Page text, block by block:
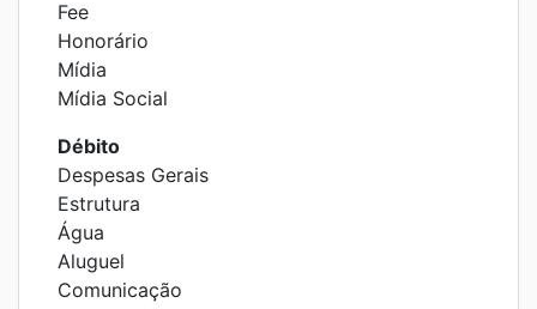
Fee
Honorário
Mídia
Mídia Social
Débito
Despesas Gerais
Estrutura
Água
Aluguel
Comunicação